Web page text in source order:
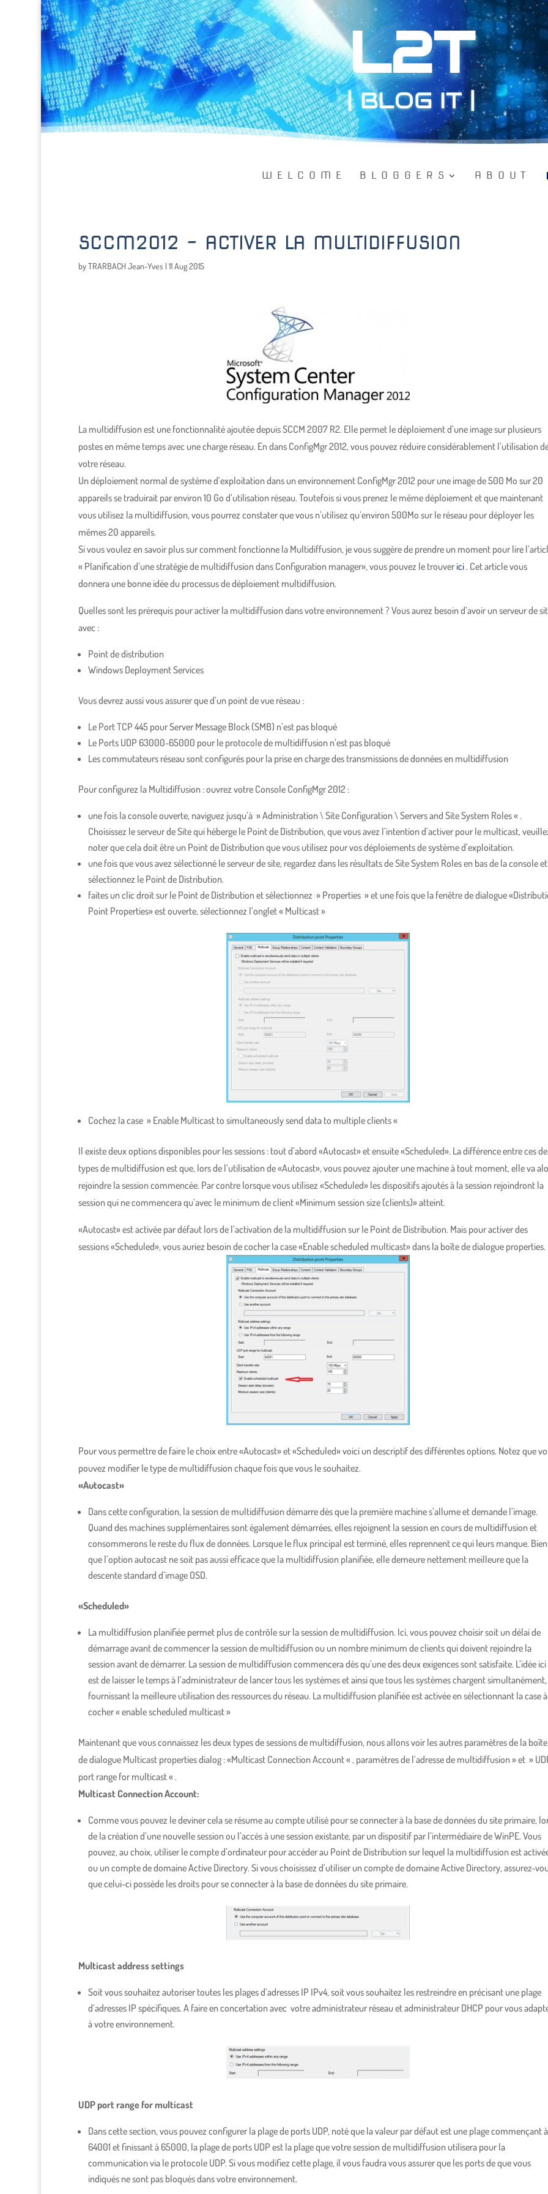
L2T
| BLOG IT |
WELCOME BLOGGERS ABOUT
SCCM2012 – ACTIVER LA MULTIDIFFUSION
byTRARBACH Jean-Yves | 11 Aug 2015
La multidiffusion est une fonctionnalité ajoutée depuis SCCM 2007 R2. Elle permet le déploiement d’une image sur plusieurs
postes en même temps avec une charge réseau. En dans ConfigMgr 2012, vous pouvez réduire considérablement l’utilisation
votre réseau.
Un déploiement normal de système d’exploitation dans un environnement ConfigMgr 2012 pour une image de 500 Mo sur 20
appareils se traduirait par environ 10 Go d’utilisation réseau. Toutefois si vous prenez le même déploiement et que maintenant
vous utilisez la multidiffusion, vous pourrez constater que vous n’utilisez qu’environ 500Mo sur le réseau pour déployer les
mêmes 20 appareils.
Si vous voulez en savoir plus sur comment fonctionne la Multidiffusion, je vous suggère de prendre un moment pour lire
« Planification d’une stratégie de multidiffusion dans Configuration manager», vous pouvez le trouverici. Cet article vous
donnera une bonne idée du processus de déploiement multidiffusion.
Quelles sont les prérequis pour activer la multidiffusion dans votre environnement ? Vous aurez besoin d’avoir un serveur de
avec :
Point de distribution
Windows Deployment Services
Vous devrez aussi vous assurer que d’un point de vue réseau :
Le Port TCP 445 pour Server Message Block (SMB) n’est pas bloqué
Le Ports UDP 63000-65000 pour le protocole de multidiffusion n’est pas bloqué
Les commutateurs réseau sont configurés pour la prise en charge des transmissions de données en multidiffusion
Pour configurez la Multidiffusion : ouvrez votre Console ConfigMgr 2012 :
une fois la console ouverte, naviguez jusqu’à » Administration \ Site Configuration \ Servers and Site System Roles « .
Choisissez le serveur de Site qui héberge le Point de Distribution, que vous avez l’intention d’activer pour le multicast,
noter que cela doit être un Point de Distribution que vous utilisez pour vos déploiements de système d’exploitation.
une fois que vous avez sélectionné le serveur de site, regardez dans les résultats de Site System Roles en bas de la console et
sélectionnez le Point de Distribution.
faites un clic droit sur le Point de Distribution et sélectionnez » Properties » et une fois que la fenêtre de dialogue
Point Properties» est ouverte, sélectionnez l’onglet « Multicast »
Cochez la case » Enable Multicast to simultaneously send data to multiple clients «
Il existe deux options disponibles pour les sessions : tout d’abord «Autocast» et ensuite «Scheduled». La différence entre ces
types de multidiffusion est que, lors de l’utilisation de «Autocast», vous pouvez ajouter une machine à tout moment, elle va
rejoindre la session commencée. Par contre lorsque vous utilisez «Scheduled» les dispositifs ajoutés à la session rejoindront la
session qui ne commencera qu’avec le minimum de client «Minimum session size (clients)» atteint.
«Autocast» est activée par défaut lors de l’activation de la multidiffusion sur le Point de Distribution. Mais pour activer des
sessions «Scheduled», vous auriez besoin de cocher la case «Enable scheduled multicast» dans la boîte de dialogue properties.
Pour vous permettre de faire le choix entre «Autocast» et «Scheduled» voici un descriptif des différentes options. Notez que
pouvez modifier le type de multidiffusion chaque fois que vous le souhaitez.
«Autocast»
Dans cette configuration, la session de multidiffusion démarre dès que la première machine s’allume et demande l’image.
Quand des machines supplémentaires sont également démarrées, elles rejoignent la session en cours de multidiffusion et
consommerons le reste du flux de données. Lorsque le flux principal est terminé, elles reprennent ce qui leurs manque. Bien
que l’option autocast ne soit pas aussi efficace que la multidiffusion planifiée, elle demeure nettement meilleure que la
descente standard d’image OSD.
«Scheduled»
La multidiffusion planifiée permet plus de contrôle sur la session de multidiffusion. Ici, vous pouvez choisir soit un délai de
démarrage avant de commencer la session de multidiffusion ou un nombre minimum de clients qui doivent rejoindre la
session avant de démarrer. La session de multidiffusion commencera dès qu’une des deux exigences sont satisfaite. L’idée ici
est de laisser le temps à l’administrateur de lancer tous les systèmes et ainsi que tous les systèmes chargent simultanément,
fournissant la meilleure utilisation des ressources du réseau. La multidiffusion planifiée est activée en sélectionnant la case à
cocher « enable scheduled multicast »
Maintenant que vous connaissez les deux types de sessions de multidiffusion, nous allons voir les autres paramètres de la boîte
de dialogue Multicast properties dialog : «Multicast Connection Account « , paramètres de l’adresse de multidiffusion » et »
port range for multicast « .
Multicast Connection Account:
Comme vous pouvez le deviner cela se résume au compte utilisé pour se connecter à la base de données du site primaire,
de la création d’une nouvelle session ou l’accès à une session existante, par un dispositif par l’intermédiaire de WinPE. Vous
pouvez, au choix, utiliser le compte d’ordinateur pour accéder au Point de Distribution sur lequel la multidiffusion est
ou un compte de domaine Active Directory. Si vous choisissez d’utiliser un compte de domaine Active Directory, assurez-
que celui-ci possède les droits pour se connecter à la base de données du site primaire.
Multicast address settings
Soit vous souhaitez autoriser toutes les plages d’adresses IP IPv4, soit vous souhaitez les restreindre en précisant une plage
d’adresses IP spécifiques. A faire en concertation avec votre administrateur réseau et administrateur DHCP pour vous
à votre environnement.
UDP port range for multicast
Dans cette section, vous pouvez configurer la plage de ports UDP, noté que la valeur par défaut est une plage commençant à
64001 et finissant à 65000, la plage de ports UDP est la plage que votre session de multidiffusion utilisera pour la
communication via le protocole UDP. Si vous modifiez cette plage, il vous faudra vous assurer que les ports de que vous
indiqués ne sont pas bloqués dans votre environnement.